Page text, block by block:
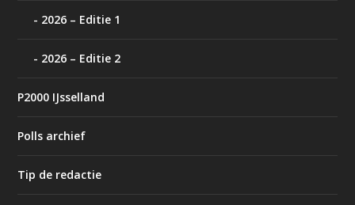
2026 – Editie 1
2026 – Editie 2
P2000 IJsselland
Polls archief
Tip de redactie